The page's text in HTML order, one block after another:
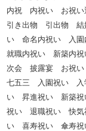
内祝 内祝い お祝い
引き出物 引出物 結
い 命名内祝い 入
就職内祝い 新築内
次会 披露宴 お祝
七五三 入園祝い
い 昇進祝い 新築
祝い 退職祝い 快
い 喜寿祝い 傘寿